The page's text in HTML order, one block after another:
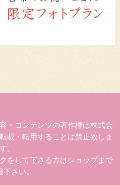
・コンテンツの著作権は株式会
載・転用することは禁止致しま
す。
をして下さる方はショップまで
下さい。